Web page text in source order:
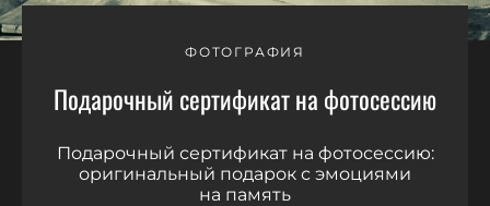
ФОТОГРАФИЯ
Подарочный сертификат на фотосессию
Подарочный сертификат на фотосессию:
оригинальный подарок с эмоциями
на память